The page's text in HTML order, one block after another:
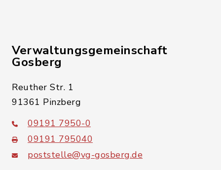
Verwaltungsgemeinschaft
Gosberg
Reuther Str. 1
91361 Pinzberg
09191 7950-0
09191 795040
poststelle@vg-gosberg.de